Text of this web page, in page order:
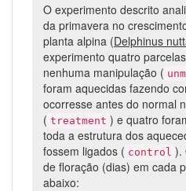
O experimento descrito
da primavera no
planta alpina (Delphinus
experimento quatro
nenhuma manipulação (
foram aquecidas fazendo
ocorresse antes do normal
( treatment ) e quatro
toda a estrutura dos
fossem ligados ( control ).
de floração (dias) em cada
abaixo: